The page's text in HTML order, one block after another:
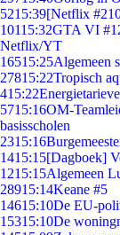
5215:39[Netflix
10115:32GTA VI
Netflix/YT
16515:25Algemeen
27815:22Tropisch
415:22
5715:16OM-
basisscholen
2315:16
1415:15[Dagboek]
1215:15Algemeen
28915:14Keane #5
14615:10De EU-
15315:10De